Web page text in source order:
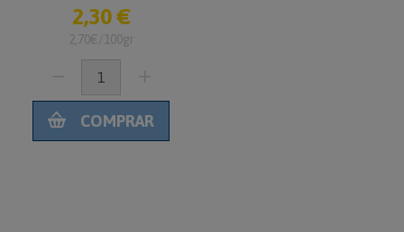
85g
2,30 €
2,70€/100gr
COMPRAR